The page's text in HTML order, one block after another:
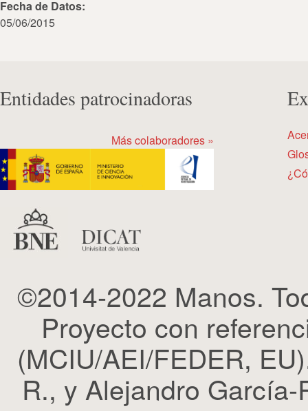
Fecha de Datos:
05/06/2015
Entidades patrocinadoras
Más colaboradores »
©2014-2022 Manos.
Proyecto con
(MCIU/AEI/FEDER,
R., y Alejandro